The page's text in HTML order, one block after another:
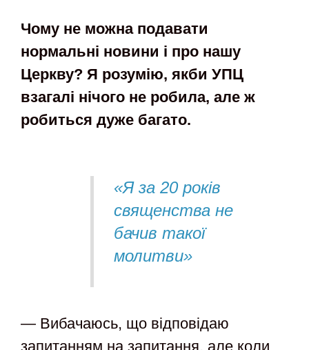
Чому не можна подавати
нормальні новини і про нашу
Церкву? Я розумію, якби УПЦ
взагалі нічого не робила, але ж
робиться дуже багато.
«Я за 20 років
священства не
бачив такої
молитви»
— Вибачаюсь, що відповідаю
запитанням на запитання, але коли